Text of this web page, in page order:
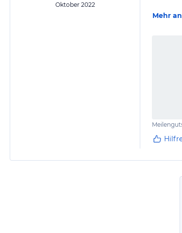
Oktober 2022
Mehr